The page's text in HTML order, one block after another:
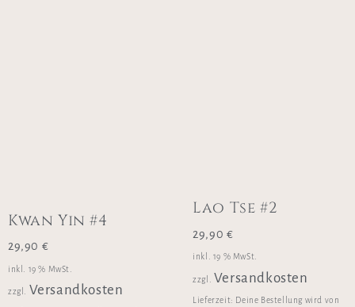
Kwan Yin #4
29,90 €
inkl. 19 % MwSt.
zzgl. Versandkosten
Lao Tse #2
29,90 €
inkl. 19 % MwSt.
zzgl. Versandkosten
Lieferzeit: Deine Bestellung wird von